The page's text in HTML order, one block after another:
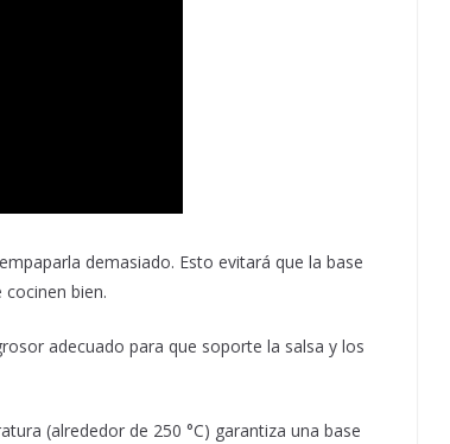
demasiado. Esto evitará que la base
bien.
adecuado para que soporte la salsa y los
(alrededor de 250 °C) garantiza una base